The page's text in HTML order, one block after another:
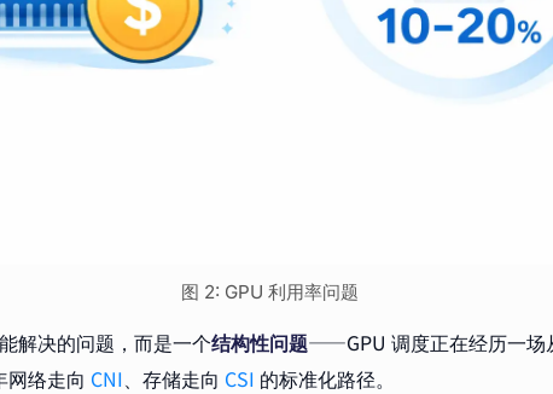
图 2: GPU 利用率问题
解决的问题，而是一个结构性问题——GPU 调度正在经历一
络走向 CNI、存储走向 CSI 的标准化路径。